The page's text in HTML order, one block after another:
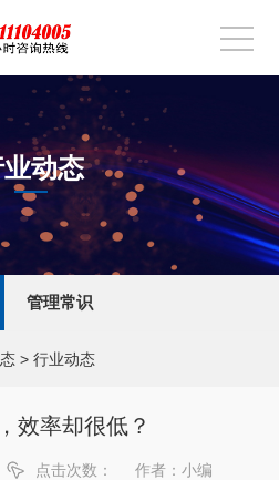
动态
管理常识
> 行业动态
效率却很低？
点击次数： 作者：小编